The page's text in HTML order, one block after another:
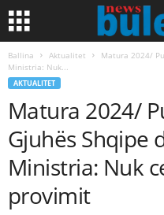
Ballina Aktualitet
Matura 2024/
Ministria: Nuk...
AKTUALITET
Matura 2024/
Gjuhës Shqipe
Ministria: Nuk
provimit